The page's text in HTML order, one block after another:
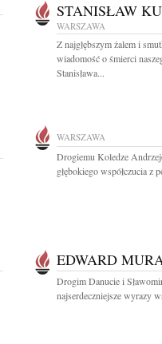
STANISŁAW
WARSZAWA
Z najgłębszym żalem i
wiadomość o śmierci
Stanisława...
WARSZAWA
Drogiemu Koledze
głębokiego współczucia z
EDWARD
Drogim Danucie i
najserdeczniejsze wyrazy